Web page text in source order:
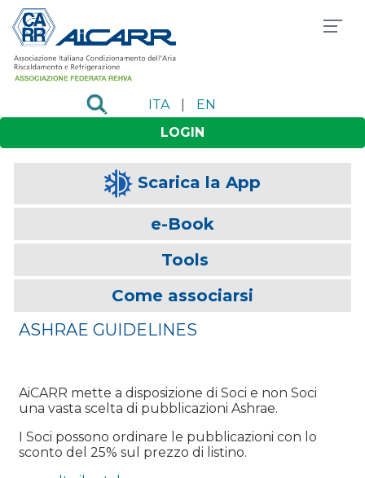
ITA
EN
LOGIN
Scarica la App
e-Book
Tools
Come associarsi
ASHRAE GUIDELINES
AiCARR mette a disposizione di Soci e non Soci
una vasta scelta di pubblicazioni Ashrae.
I Soci possono ordinare le pubblicazioni con lo
sconto del 25% sul prezzo di listino.